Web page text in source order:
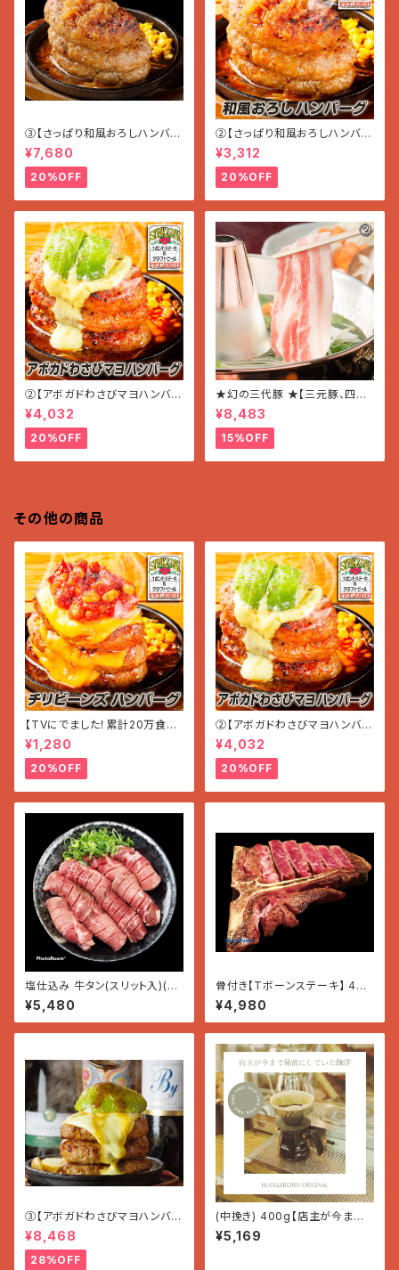
③【さっぱり和風おろしハンバー
グ】〜かぼす風味〜 (180g×7
個入り 1.26kg)
¥7,680
20%OFF
②【さっぱり和風おろしハンバー
グ】〜かぼす風味〜 (180g×3
個入り 5400g)
¥3,312
20%OFF
②【アボガドわさびマヨハンバー
グ】〜ほんのりWASABI〜 (200
g×3個入り 600g)
¥4,032
20%OFF
★幻の三代豚 ★【三元豚、四元
豚、岩中豚】の食べ比(しゃぶしゃ
ぶ用セット 1.5kg)
¥8,483
15%OFF
その他の商品
【TVにでました！累計20万食突
破!!】チリビーンズ＆チーズ ハン
バーグ (200g×1個)
¥1,280
20%OFF
②【アボガドわさびマヨハンバー
グ】〜ほんのりWASABI〜 (200
g×3個入り 600g)
¥4,032
20%OFF
塩仕込み 牛タン(スリット入)(50
0g×1パック)
¥5,480
骨付き【Tボーンステーキ】 400
g
¥4,980
③【アボガドわさびマヨハンバー
グ】〜ほんのりWASABI〜 (200
g×7個入り 1.4g)
¥8,468
28%OFF
(中挽き) 400g【店主が今まで
秘密にしていたコーヒー】
¥5,169